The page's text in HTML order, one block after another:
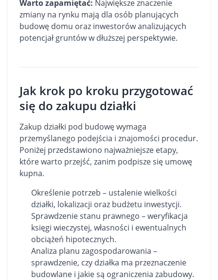
Warto zapamiętać: Największe znaczenie
zmiany na rynku mają dla osób planujących
budowę domu oraz inwestorów analizujących
potencjał gruntów w dłuższej perspektywie.
Jak krok po kroku przygotować
się do zakupu działki
Zakup działki pod budowę wymaga
przemyślanego podejścia i znajomości procedur.
Poniżej przedstawiono najważniejsze etapy,
które warto przejść, zanim podpisze się umowę
kupna.
Określenie potrzeb – ustalenie wielkości
działki, lokalizacji oraz budżetu inwestycji.
Sprawdzenie stanu prawnego – weryfikacja
księgi wieczystej, własności i ewentualnych
obciążeń hipotecznych.
Analiza planu zagospodarowania –
sprawdzenie, czy działka ma przeznaczenie
budowlane i jakie są ograniczenia zabudowy.